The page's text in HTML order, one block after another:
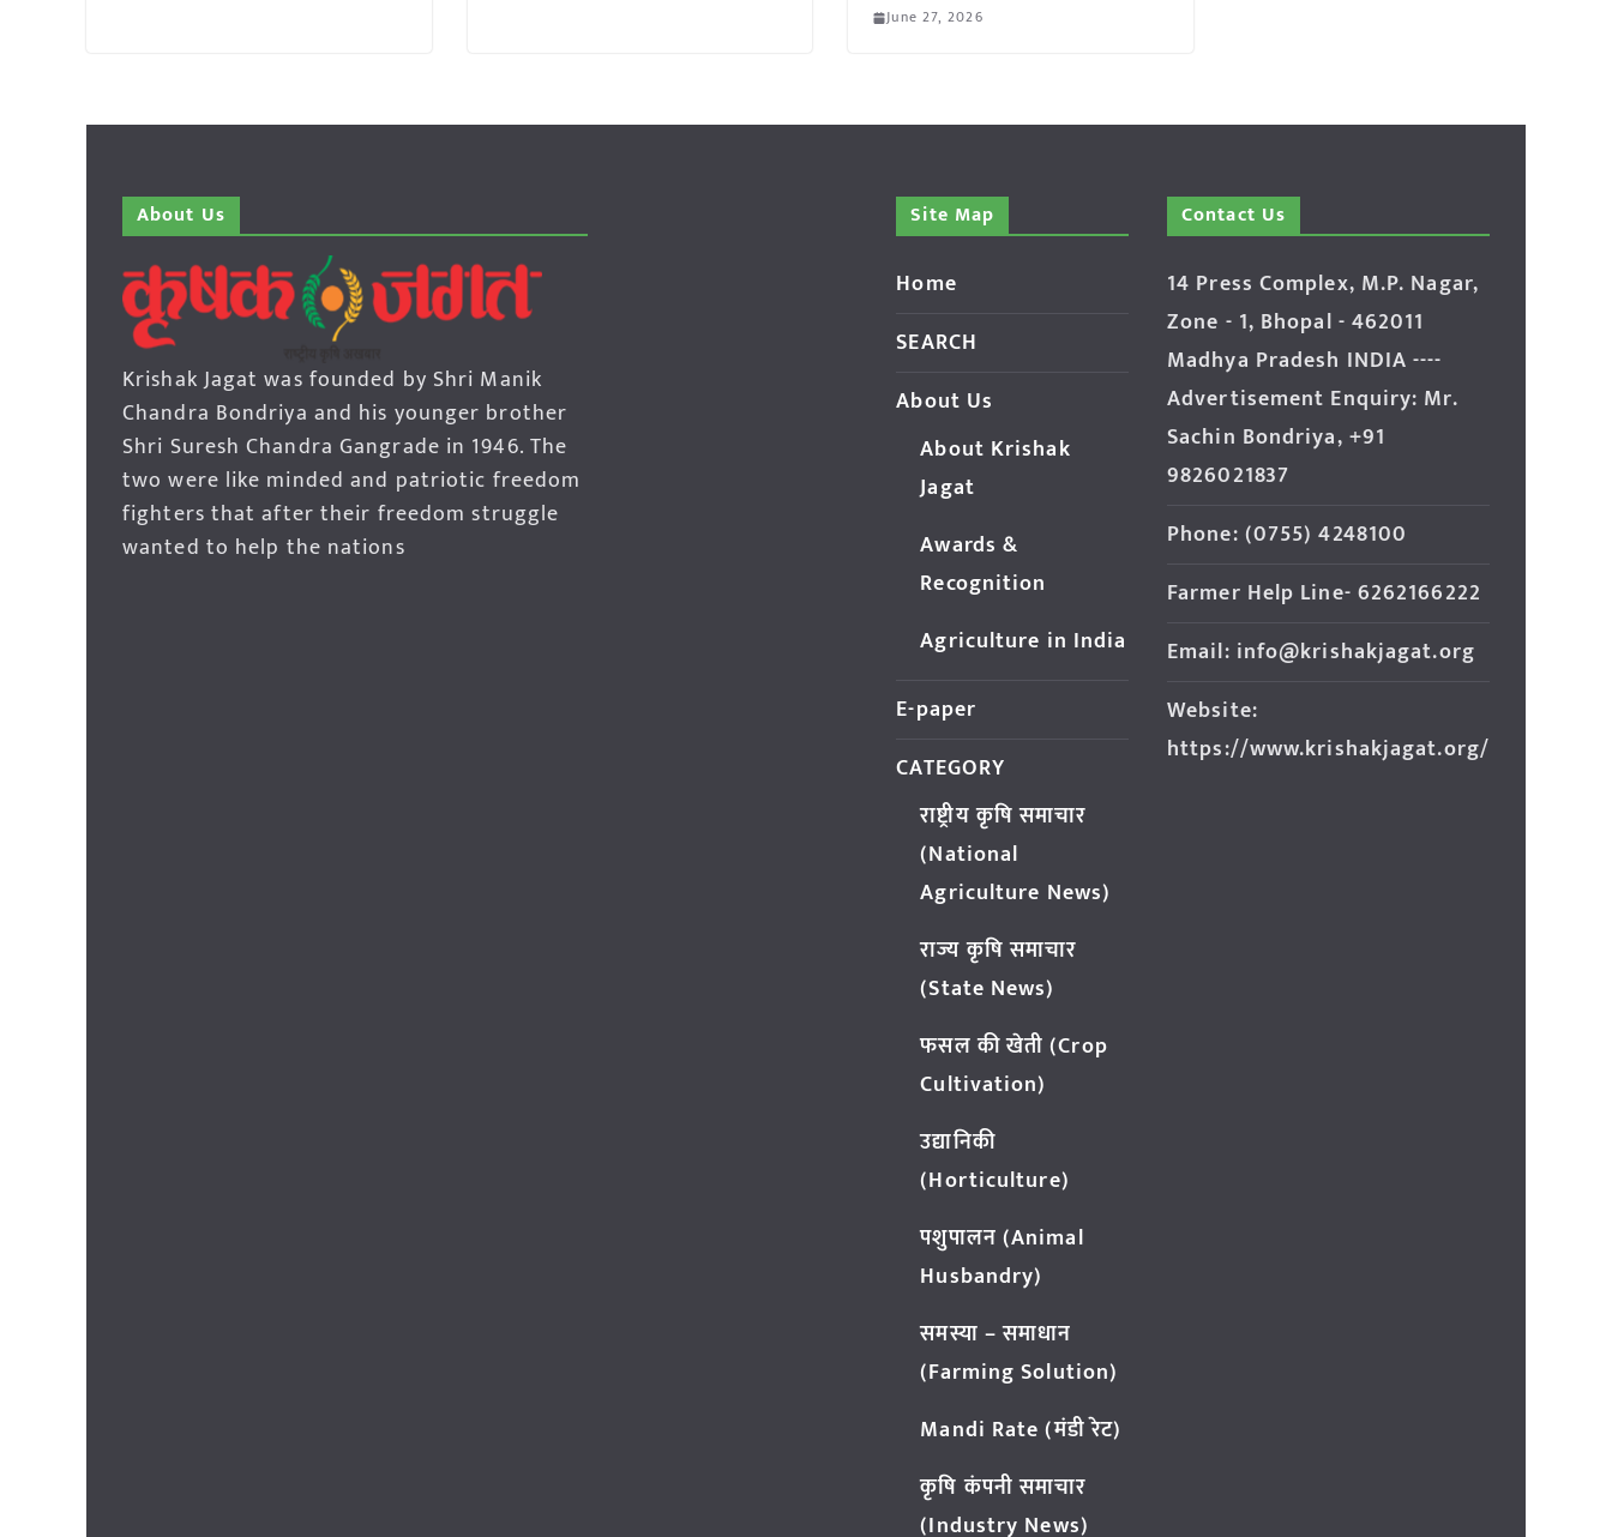
June 27, 2026
About Us
Krishak Jagat was founded by Shri Manik
Chandra Bondriya and his younger brother
Shri Suresh Chandra Gangrade in 1946. The
two were like minded and patriotic freedom
fighters that after their freedom struggle
wanted to help the nations
Site Map
Home
SEARCH
About Us
About Krishak
Jagat
Awards &
Recognition
Agriculture in India
E-paper
CATEGORY
राष्ट्रीय कृषि समाचार
(National
Agriculture News)
राज्य कृषि समाचार
(State News)
फसल की खेती (Crop
Cultivation)
उद्यानिकी
(Horticulture)
पशुपालन (Animal
Husbandry)
समस्या – समाधान
(Farming Solution)
Mandi Rate (मंडी रेट)
कृषि कंपनी समाचार
(Industry News)
Contact Us
14 Press Complex, M.P. Nagar,
Zone - 1, Bhopal - 462011
Madhya Pradesh INDIA ----
Advertisement Enquiry: Mr.
Sachin Bondriya, +91
9826021837
Phone: (0755) 4248100
Farmer Help Line- 6262166222
Email: info@krishakjagat.org
Website:
https://www.krishakjagat.org/